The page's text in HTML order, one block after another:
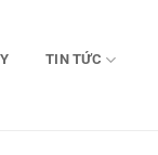
TIN TỨC